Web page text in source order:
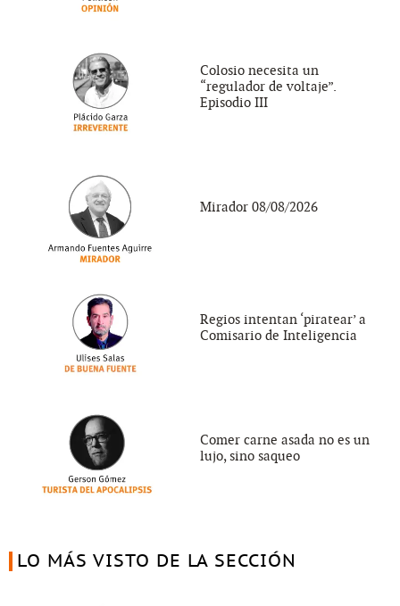
Colosio necesita un
“regulador de voltaje”.
Episodio III
Mirador 08/08/2026
Regios intentan ‘piratear’ a
Comisario de Inteligencia
Comer carne asada no es un
lujo, sino saqueo
LO MÁS VISTO DE LA SECCIÓN